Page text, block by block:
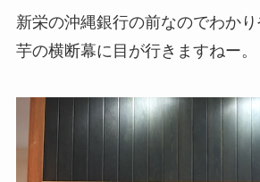
新栄の沖縄銀行の前なのでわか
芋の横断幕に目が行きますねー。